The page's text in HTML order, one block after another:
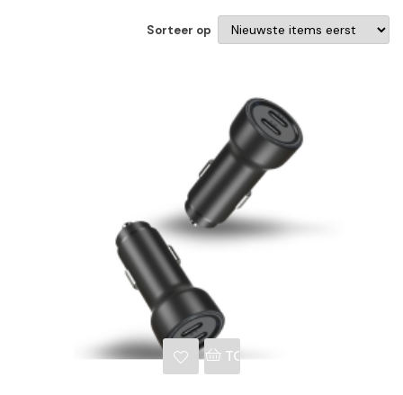
Sorteer op
TOEVOEGEN AAN